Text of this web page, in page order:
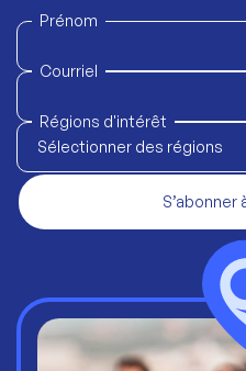
Prénom
Courriel
Régions d'intérêt
Sélectionner des régions
S’abonner